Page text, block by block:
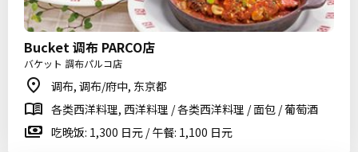
Bucket 调布 PARCO店
バケット 調布パルコ店
调布, 调布/府中, 东京都
各类西洋料理, 西洋料理 / 各类西洋料理 / 面包 / 葡萄酒
吃晚饭: 1,300 日元 / 午餐: 1,100 日元